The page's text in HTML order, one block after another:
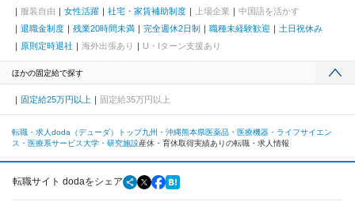
服装自由
女性活躍 社宅・家賃補助制度 上場企業
中国語を活かす
退職金制度
残業20時間未満 完全週休2日制 職種未経験歓迎
土日祝休み
原則定時退社
海外出張あり U・Iターン支援あり
ほかの固定給で探す
固定給25万円以上 固定給35万円以上
転職・求人doda（デューダ）トップ九州・沖縄熊本県医薬品・医療機器・ライフサイエン
ス・医療系サービス大学・研究施設産休・育休取得実績ありの転職・求人情報
転職サイト dodaをシェア